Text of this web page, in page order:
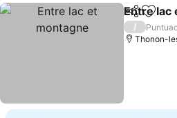
Compartir
Entre lac
/
Thonon-